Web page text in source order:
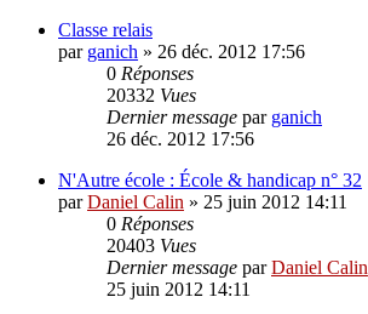
Classe relais
par ganich » 26 déc. 2012 17:56
0 Réponses
20332 Vues
Dernier message par ganich
26 déc. 2012 17:56
N'Autre école : École & handicap n° 32
parDaniel Calin » 25 juin 2012 14:11
0 Réponses
20403 Vues
Dernier message parDaniel Calin
25 juin 2012 14:11